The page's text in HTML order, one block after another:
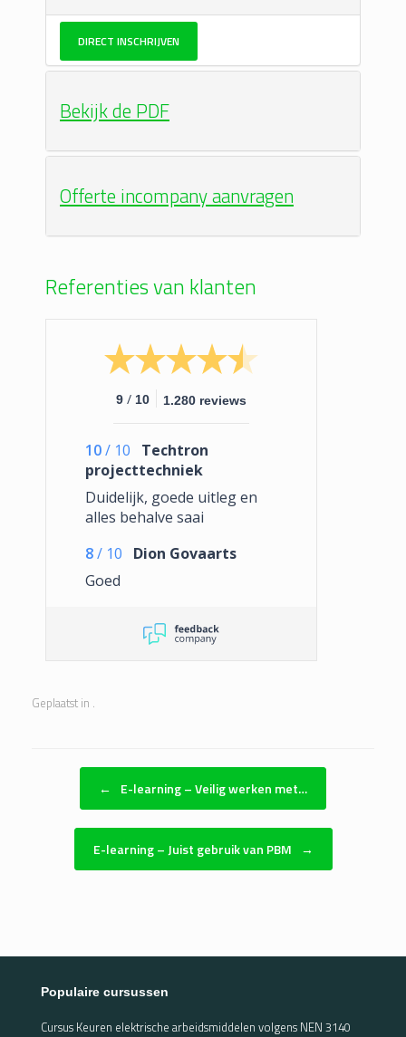
DIRECT INSCHRIJVEN
Bekijk de PDF
Offerte incompany aanvragen
Referenties van klanten
9 / 10 1.280 reviews
10/ 10
Techtron
projecttechniek
Duidelijk, goede uitleg en
alles behalve saai
8/ 10
Dion Govaarts
Goed
Geplaatst in .
Bericht navigatie
← E-learning – Veilig werken met…
E-learning – Juist gebruik van PBM →
Populaire cursussen
Cursus Keuren elektrische arbeidsmiddelen volgens NEN 3140